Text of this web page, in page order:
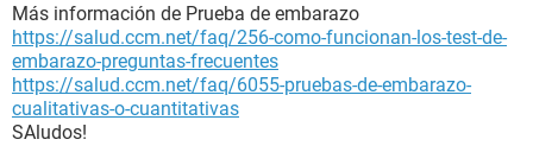
Más información de Prueba de embarazo
https://salud.ccm.net/faq/256-como-funcionan-los-test-de-
embarazo-preguntas-frecuentes
https://salud.ccm.net/faq/6055-pruebas-de-embarazo-
cualitativas-o-cuantitativas
SAludos!